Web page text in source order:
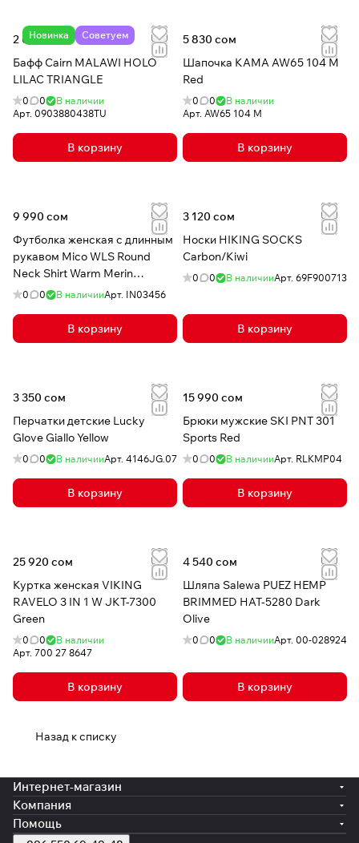
Новинка Советуем
2 030 сом
Бафф Cairn MALAWI HOLO
LILAC TRIANGLE
0 0
В наличии
Арт. 0903880438TU
В корзину
5 830 сом
Шапочка КАМА AW65 104 M
Red
0 0
В наличии
Арт. AW65 104 M
В корзину
9 990 сом
Футболка женская с длинным
рукавом Mico WLS Round
Neck Shirt Warm Merin
Blossom
0 0 В наличииАрт. IN03456
В корзину
3 120 сом
Носки HIKING SOCKS
Carbon/Kiwi
0 0 В наличииАрт. 69F900713
В корзину
3 350 сом
Перчатки детские Lucky
Glove Giallo Yellow
0 0 В наличииАрт. 4146JG.07
В корзину
15 990 сом
Брюки мужские SKI PNT 301
Sports Red
0 0 В наличииАрт. RLKMP04
В корзину
25 920 сом
Куртка женская VIKING
RAVELO 3 IN 1 W JKT-7300
Green
0 0
В наличии
Арт. 700 27 8647
В корзину
4 540 сом
Шляпа Salewa PUEZ HEMP
BRIMMED HAT-5280 Dark
Olive
0 0 В наличииАрт. 00-028924
В корзину
Назад к списку
Интернет-магазин
Компания
Помощь